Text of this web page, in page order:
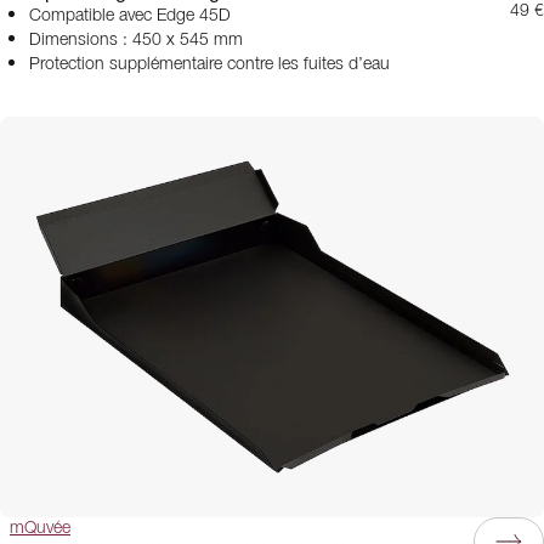
Compatible avec Edge 45D
Dimensions : 450 x 545 mm
Protection supplémentaire contre les fuites d’eau
49 €
mQuvée